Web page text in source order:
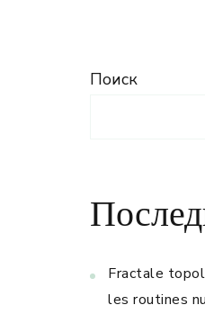
Поиск
Fractale
les routines